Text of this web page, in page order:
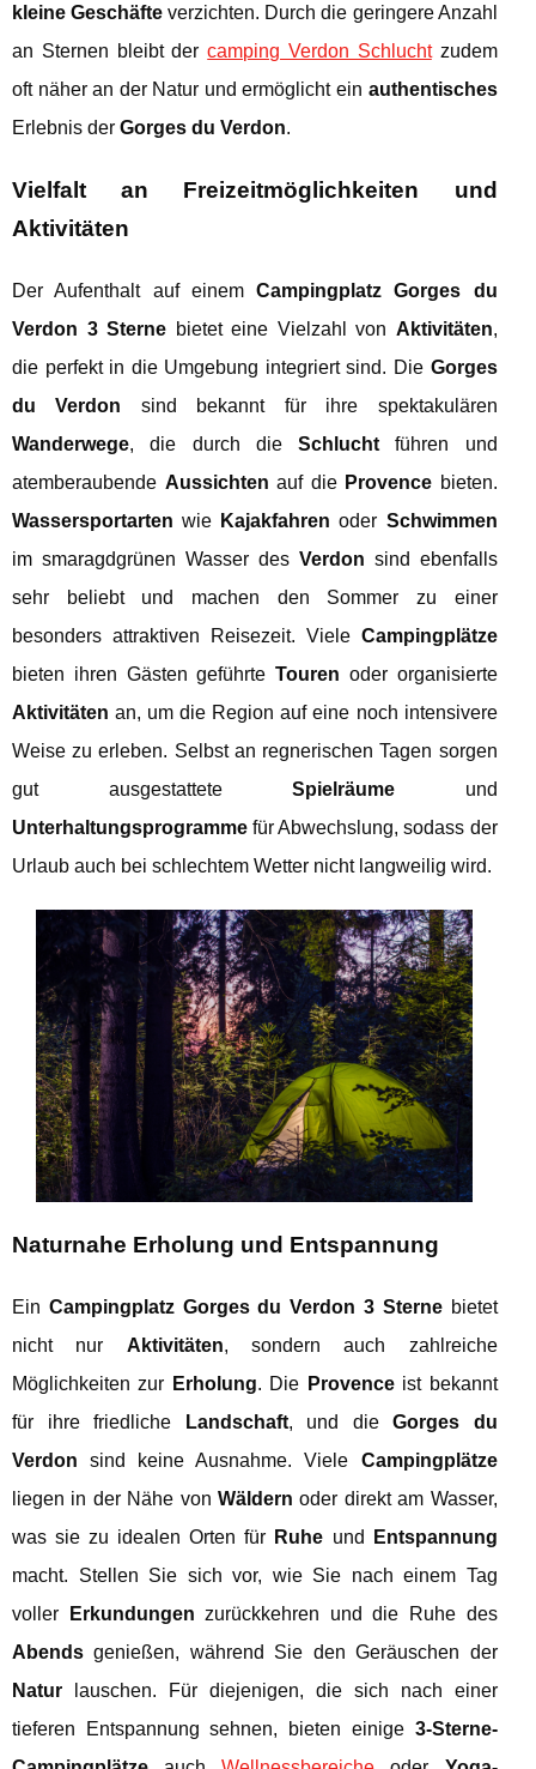
kleine Geschäfte verzichten. Durch die geringere Anzahl
an Sternen bleibt dercamping Verdon Schluchtzudem
oft näher an der Natur und ermöglicht ein authentisches
Erlebnis der Gorges du Verdon.
Vielfalt an Freizeitmöglichkeiten und
Aktivitäten
Der Aufenthalt auf einemCampingplatz Gorges du
Verdon 3 Sterne bietet eine Vielzahl von Aktivitäten,
die perfekt in die Umgebung integriert sind. Die Gorges
du Verdon sind bekannt für ihre spektakulären
Wanderwege, die durch dieSchlucht führen und
atemberaubende Aussichten auf die Provence bieten.
Wassersportarten wie Kajakfahren oder Schwimmen
im smaragdgrünen Wasser des Verdon sind ebenfalls
sehr beliebt und machen den Sommer zu einer
besonders attraktiven Reisezeit. Viele Campingplätze
bieten ihren Gästen geführteTouren oder organisierte
Aktivitäten an, um die Region auf eine noch intensivere
Weise zu erleben. Selbst an regnerischen Tagen sorgen
gut ausgestatteteSpielräume und
Unterhaltungsprogramme für Abwechslung, sodass der
Urlaub auch bei schlechtem Wetter nicht langweilig wird.
Naturnahe Erholung und Entspannung
Ein Campingplatz Gorges du Verdon 3 Sternebietet
nicht nur Aktivitäten, sondern auch zahlreiche
Möglichkeiten zur Erholung. Die Provenceist bekannt
für ihre friedliche
Landschaft, und dieGorges du
Verdon sind keine Ausnahme. Viele Campingplätze
liegen in der Nähe von Wäldern oder direkt am Wasser,
was sie zu idealen Orten für Ruhe und
Entspannung
macht. Stellen Sie sich vor, wie Sie nach einem Tag
voller
Erkundungen zurückkehren und die Ruhe des
Abends genießen, während Sie den Geräuschen der
Natur lauschen. Für diejenigen, die sich nach einer
tieferen Entspannung sehnen, bieten einige 3-Sterne-